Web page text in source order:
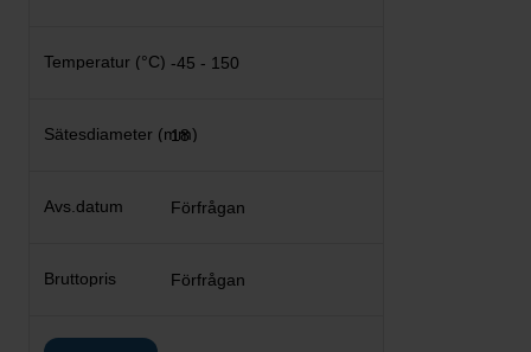
-45 - 150
18
Förfrågan
Förfrågan